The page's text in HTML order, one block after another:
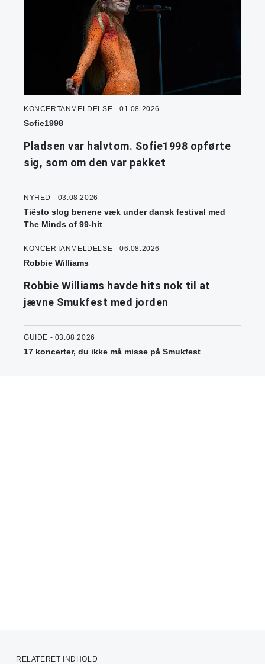
KONCERTANMELDELSE - 01.08.2026
Sofie1998
Pladsen var halvtom. Sofie1998 opførte
sig, som om den var pakket
NYHED - 03.08.2026
Tiësto slog benene væk under dansk festival med
The Minds of 99-hit
KONCERTANMELDELSE - 06.08.2026
Robbie Williams
Robbie Williams havde hits nok til at
jævne Smukfest med jorden
GUIDE - 03.08.2026
17 koncerter, du ikke må misse på Smukfest
RELATERET INDHOLD